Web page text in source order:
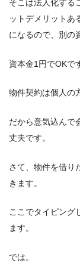
そこは法人化する
ットデメリットあ
になるので、別の
資本金1円でOKで
物件契約は個人の
だから意気込んで
丈夫です。
さて、物件を借り
きます。
ここでタイピング
ます。
では。